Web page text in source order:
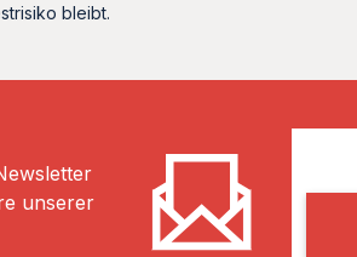
bleibt.
unserer